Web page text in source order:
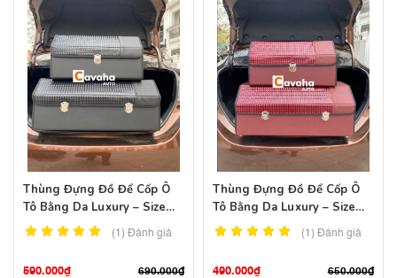
Thùng Đựng Đồ Để Cốp Ô
Tô Bằng Da Luxury – Size
Lớn
(1)Đánh giá
690.000₫
590.000₫
Thùng Đựng Đồ Để Cốp Ô
Tô Bằng Da Luxury – Size
Nhỏ
(1)Đánh giá
650.000₫
490.000₫